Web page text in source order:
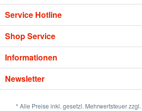
Service Hotline
Shop Service
Informationen
Newsletter
* Alle Preise inkl. gesetzl. Mehrwertsteuer zzgl.